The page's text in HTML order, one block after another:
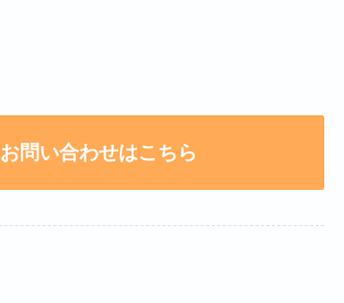
お問い合わせはこちら